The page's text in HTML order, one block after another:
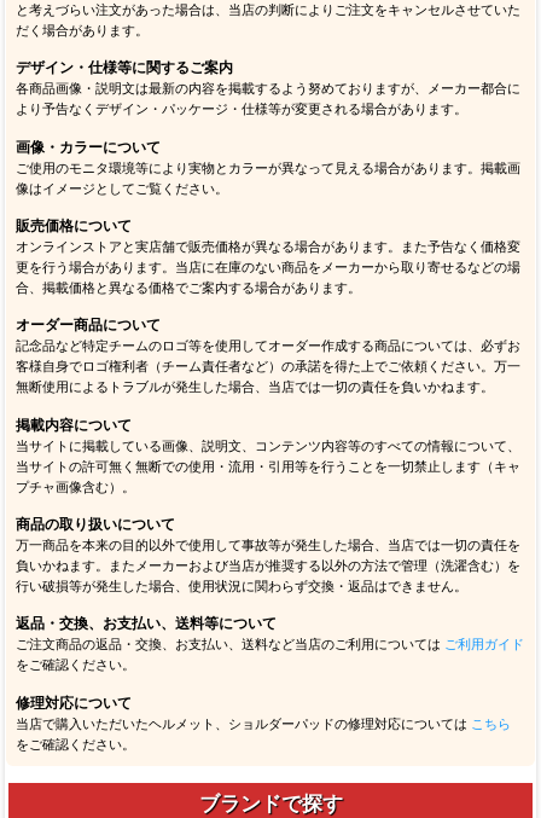
と考えづらい注文があった場合は、当店の判断によりご注文をキャンセルさせていた
だく場合があります。
デザイン・仕様等に関するご案内
各商品画像・説明文は最新の内容を掲載するよう努めておりますが、メーカー都合に
より予告なくデザイン・パッケージ・仕様等が変更される場合があります。
画像・カラーについて
ご使用のモニタ環境等により実物とカラーが異なって見える場合があります。掲載画
像はイメージとしてご覧ください。
販売価格について
オンラインストアと実店舗で販売価格が異なる場合があります。また予告なく価格変
更を行う場合があります。当店に在庫のない商品をメーカーから取り寄せるなどの場
合、掲載価格と異なる価格でご案内する場合があります。
オーダー商品について
記念品など特定チームのロゴ等を使用してオーダー作成する商品については、必ずお
客様自身でロゴ権利者（チーム責任者など）の承諾を得た上でご依頼ください。万一
無断使用によるトラブルが発生した場合、当店では一切の責任を負いかねます。
掲載内容について
当サイトに掲載している画像、説明文、コンテンツ内容等のすべての情報について、
当サイトの許可無く無断での使用・流用・引用等を行うことを一切禁止します（キャ
プチャ画像含む）。
商品の取り扱いについて
万一商品を本来の目的以外で使用して事故等が発生した場合、当店では一切の責任を
負いかねます。またメーカーおよび当店が推奨する以外の方法で管理（洗濯含む）を
行い破損等が発生した場合、使用状況に関わらず交換・返品はできません。
返品・交換、お支払い、送料等について
ご注文商品の返品・交換、お支払い、送料など当店のご利用については ご利用ガイド
をご確認ください。
修理対応について
当店で購入いただいたヘルメット、ショルダーパッドの修理対応については こちら
をご確認ください。
ブランドで探す